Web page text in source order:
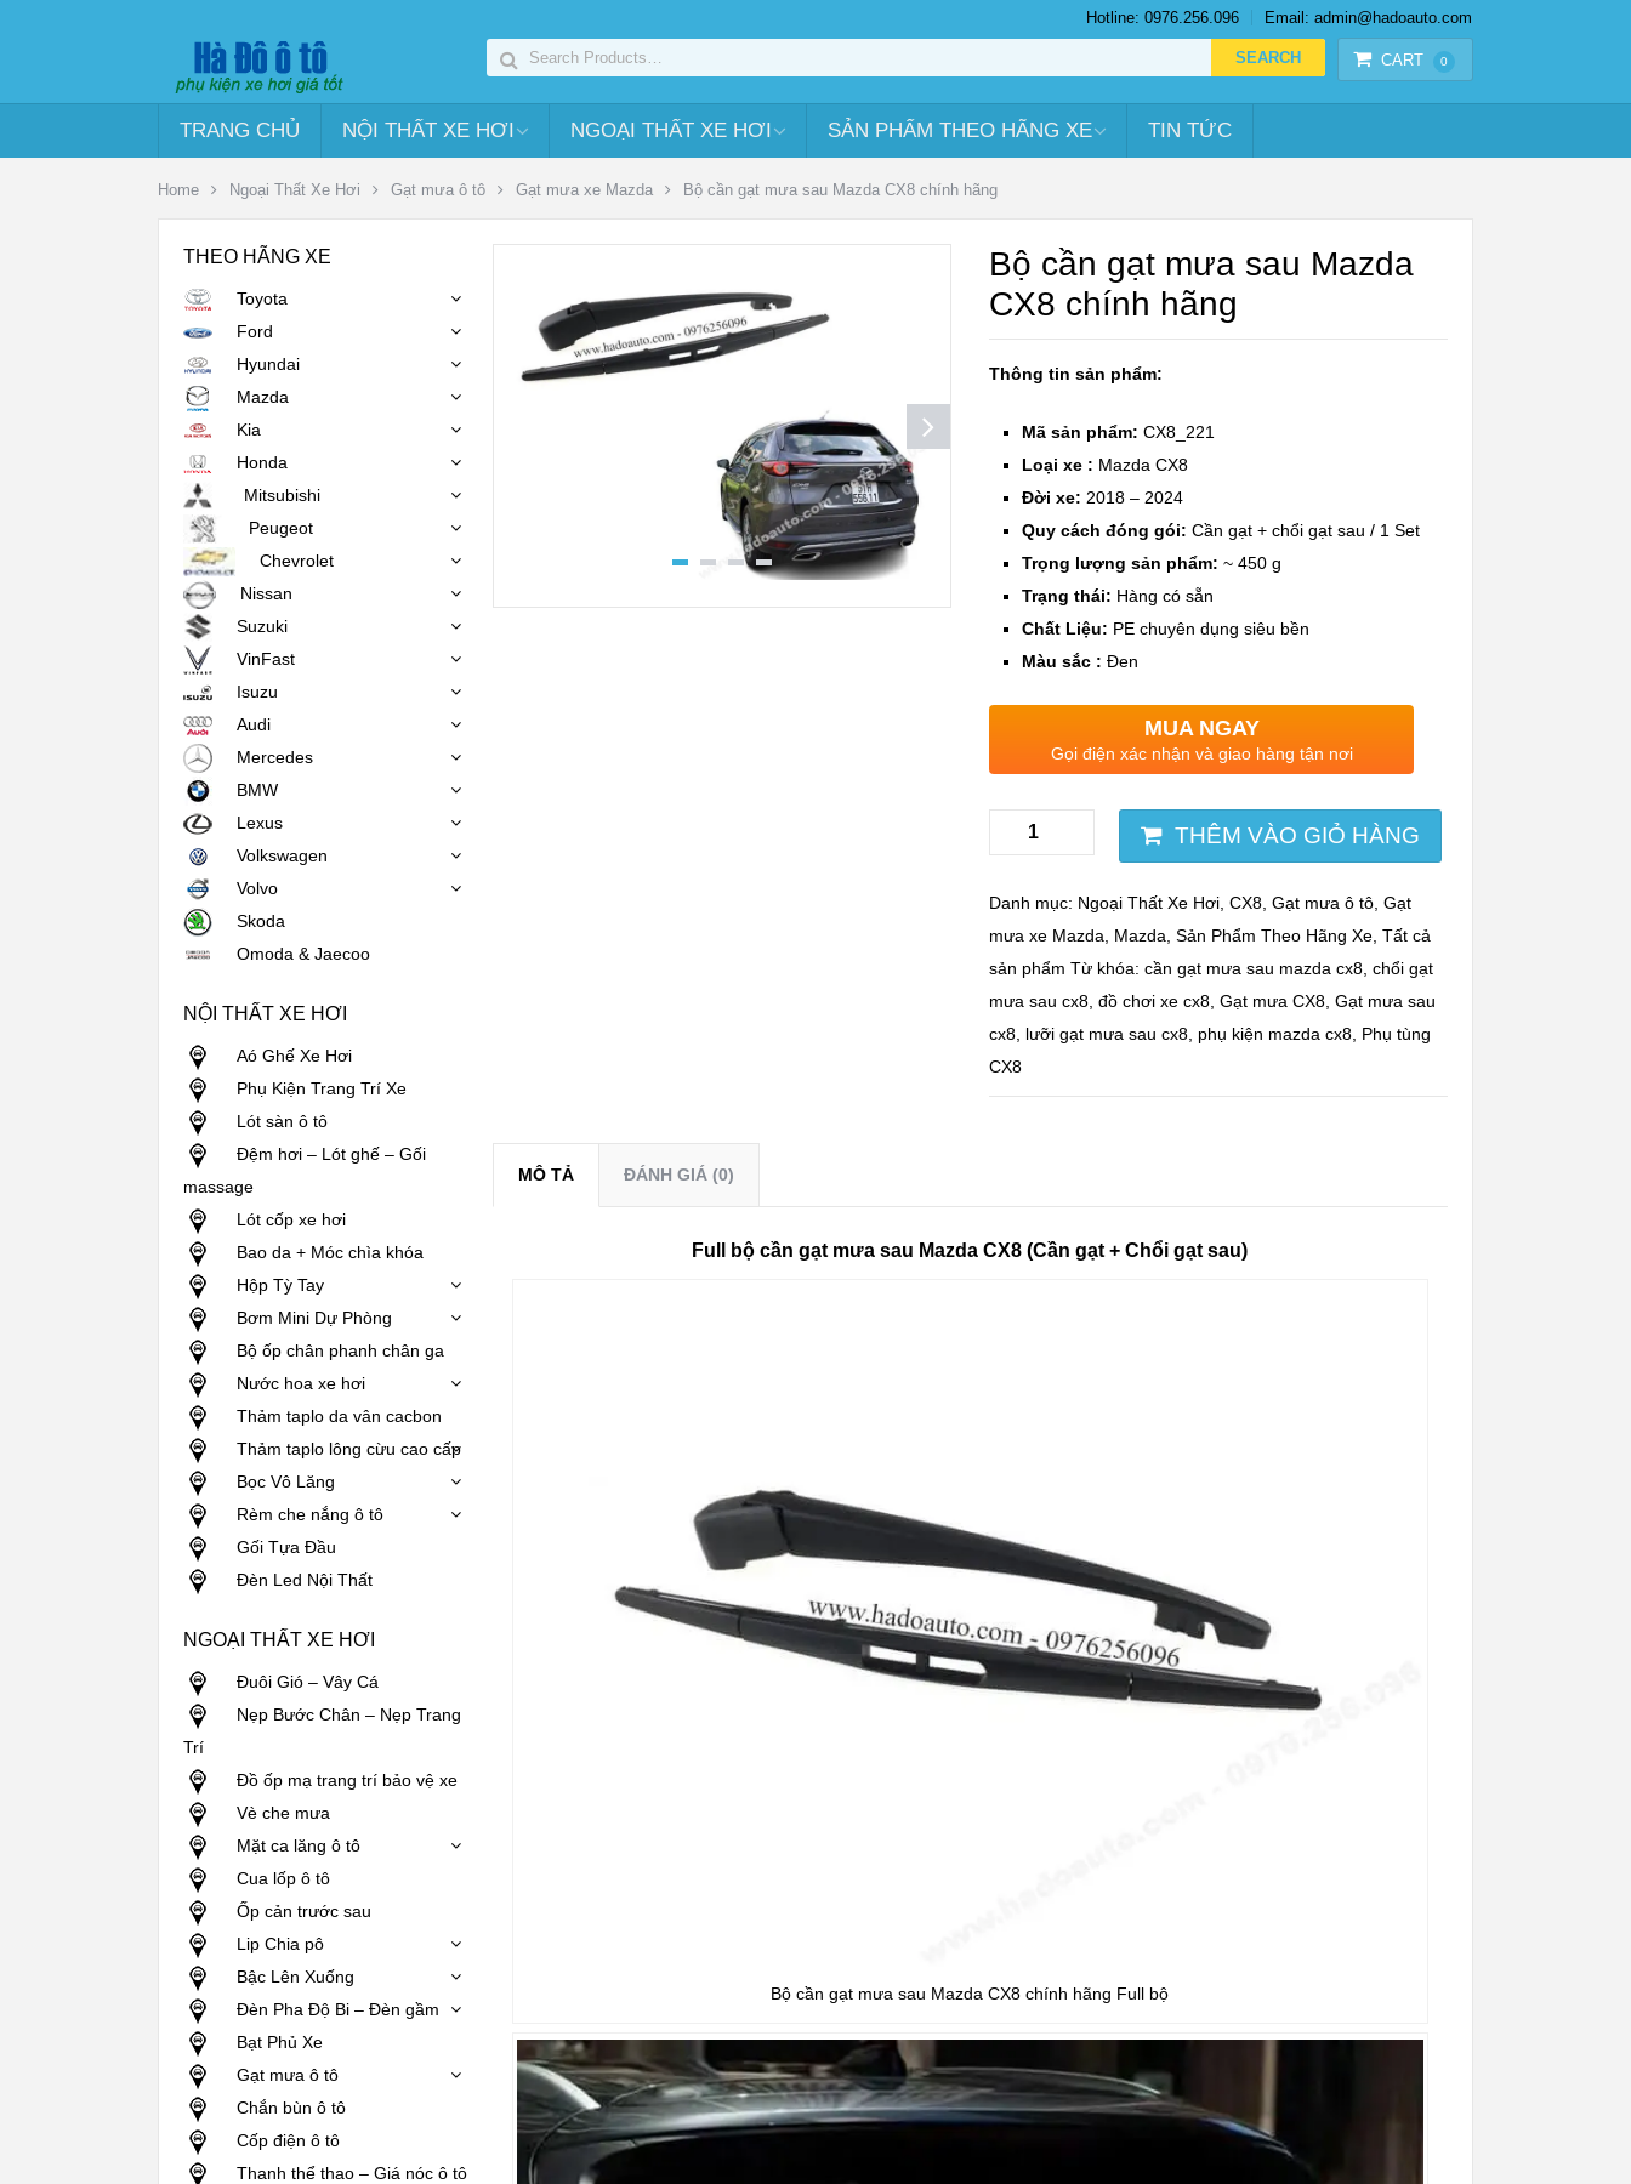
Hotline: 0976.256.096 Email: admin@hadoauto.com
CART 0
TRANG CHỦ NỘI THẤT XE HƠI NGOẠI THẤT XE HƠI SẢN PHẨM THEO HÃNG XE TIN TỨC
Home Ngoại Thất Xe Hơi Gạt mưa ô tô Gạt mưa xe Mazda Bộ cần gạt mưa sau Mazda CX8 chính hãng
Bộ cần gạt mưa sau Mazda
CX8 chính hãng
Thông tin sản phẩm:
Mã sản phẩm: CX8_221
Loại xe : Mazda CX8
Đời xe: 2018 – 2024
Quy cách đóng gói: Cần gạt + chổi gạt sau / 1 Set
Trọng lượng sản phẩm: ~ 450 g
Trạng thái: Hàng có sẵn
Chất Liệu: PE chuyên dụng siêu bền
Màu sắc : Đen
MUA NGAY
Gọi điện xác nhận và giao hàng tận nơi
THÊM VÀO GIỎ HÀNG
Danh mục: Ngoại Thất Xe Hơi ,CX8 ,Gạt mưa ô tô ,Gạt
mưa xe Mazda
Mazda ,Sản Phẩm Theo Hãng Xe ,Tất cả
sản phẩm Từ khóa:cần gạt mưa sau mazda cx8 ,chổi gạt
mưa sau cx8 ,đồ chơi xe cx8 ,Gạt mưa CX8 ,Gạt mưa sau
cx8 lưỡi gạt mưa sau cx8 phụ kiện mazda cx8 Phụ tùng
CX8
MÔ TẢ ĐÁNH GIÁ (0)
Full bộ cần gạt mưa sau Mazda CX8 (Cần gạt + Chổi gạt sau)
Bộ cần gạt mưa sau Mazda CX8 chính hãng Full bộ
THEO HÃNG XE
Toyota
Ford
Hyundai
Mazda
Kia
Honda
Mitsubishi
Peugeot
Chevrolet
Nissan
Suzuki
VinFast
Isuzu
Audi
Mercedes
BMW
Lexus
Volkswagen
Volvo
Skoda
Omoda & Jaecoo
NỘI THẤT XE HƠI
Aó Ghế Xe Hơi
Phụ Kiện Trang Trí Xe
Lót sàn ô tô
Đệm hơi – Lót ghế – Gối
massage
Lót cốp xe hơi
Bao da + Móc chìa khóa
Hộp Tỳ Tay
Bơm Mini Dự Phòng
Bộ ốp chân phanh chân ga
Nước hoa xe hơi
Thảm taplo da vân cacbon
Thảm taplo lông cừu cao cấp
Bọc Vô Lăng
Rèm che nắng ô tô
Gối Tựa Đầu
Đèn Led Nội Thất
NGOẠI THẤT XE HƠI
Đuôi Gió – Vây Cá
Nẹp Bước Chân – Nẹp Trang
Trí
Đồ ốp mạ trang trí bảo vệ xe
Vè che mưa
Mặt ca lăng ô tô
Cua lốp ô tô
Ốp cản trước sau
Lip Chia pô
Bậc Lên Xuống
Đèn Pha Độ Bi – Đèn gầm
Bạt Phủ Xe
Gạt mưa ô tô
Chắn bùn ô tô
Cốp điện ô tô
Thanh thể thao – Giá nóc ô tô